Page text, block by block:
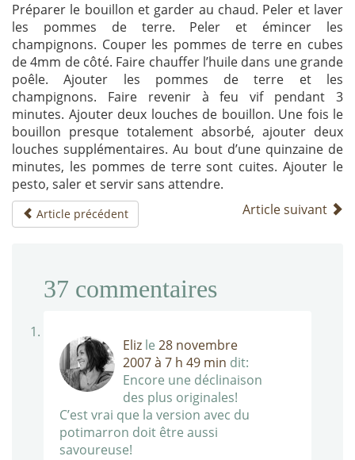
Préparer le bouillon et garder au chaud. Peler et laver
les pommes de terre. Peler et émincer les
champignons. Couper les pommes de terre en cubes
de 4mm de côté. Faire chauffer l’huile dans une grande
poêle. Ajouter les pommes de terre et les
champignons. Faire revenir à feu vif pendant 3
minutes. Ajouter deux louches de bouillon. Une fois le
bouillon presque totalement absorbé, ajouter deux
louches supplémentaires. Au bout d’une quinzaine de
minutes, les pommes de terre sont cuites. Ajouter le
pesto, saler et servir sans attendre.
Article précédent Article suivant
37 commentaires
Eliz le 28 novembre
2007 à 7 h 49 min dit:
Encore une déclinaison
des plus originales!
C’est vrai que la version avec du
potimarron doit être aussi
savoureuse!